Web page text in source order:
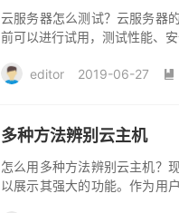
云服务器怎么测试？云服务器
前可以进行试用，测试性能、
editor 2019-06-27 
多种方法辨别云主机
怎么用多种方法辨别云主机？
以展示其强大的功能。作为用